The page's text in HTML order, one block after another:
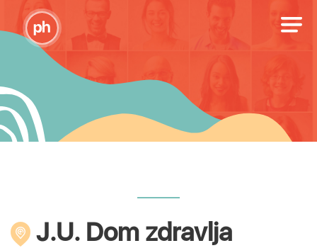
J.U. Dom zdravlja